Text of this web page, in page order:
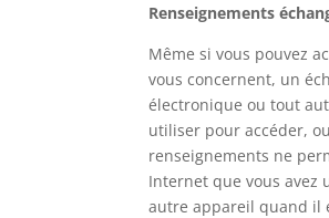
Renseignements
Même si vous pouvez
vous concernent, un
électronique ou tout
utiliser pour accéder,
renseignements ne
Internet que vous avez
autre appareil quand il